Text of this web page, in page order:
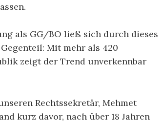
als GG/BO ließ sich durch dieses
Mit mehr als 420
zeigt der Trend unverkennbar
Rechtssekretär, Mehmet
kurz davor, nach über 18 Jahren